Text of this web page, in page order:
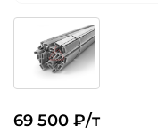
69 500 ₽/т